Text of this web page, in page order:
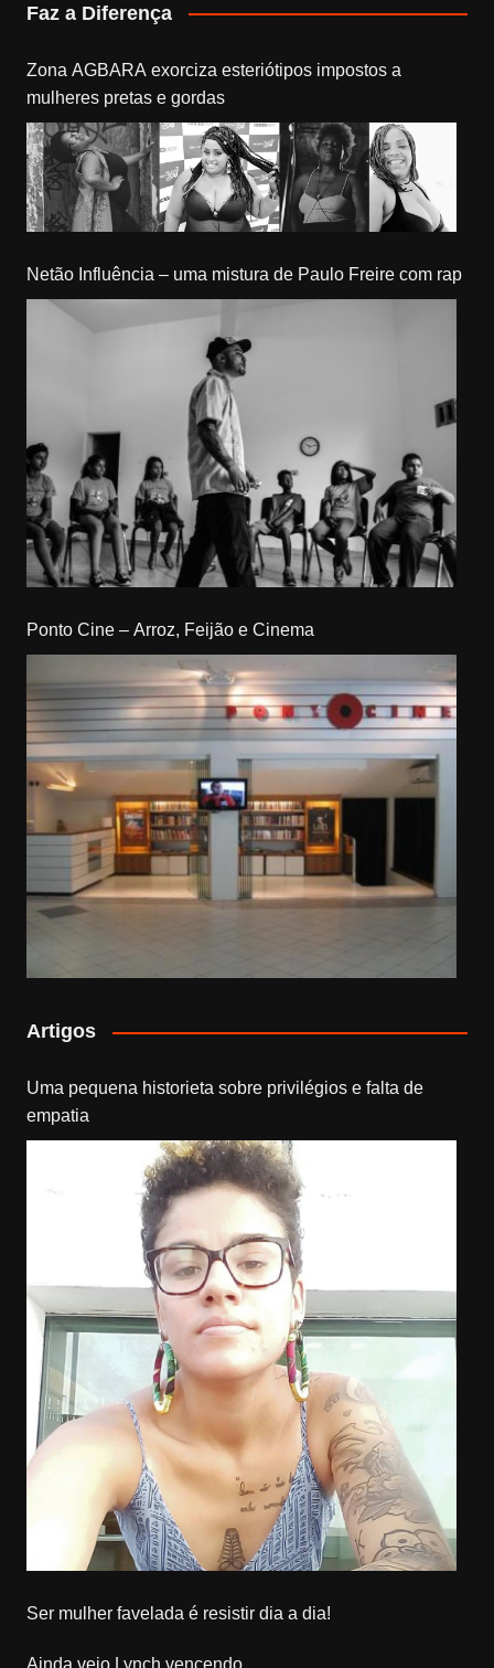
Faz a Diferença
Zona AGBARA exorciza esteriótipos impostos a
mulheres pretas e gordas
Netão Influência – uma mistura de Paulo Freire com rap
Ponto Cine – Arroz, Feijão e Cinema
Artigos
Uma pequena historieta sobre privilégios e falta de
empatia
Ser mulher favelada é resistir dia a dia!